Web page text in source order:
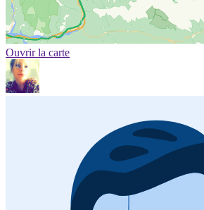
Ouvrir la carte